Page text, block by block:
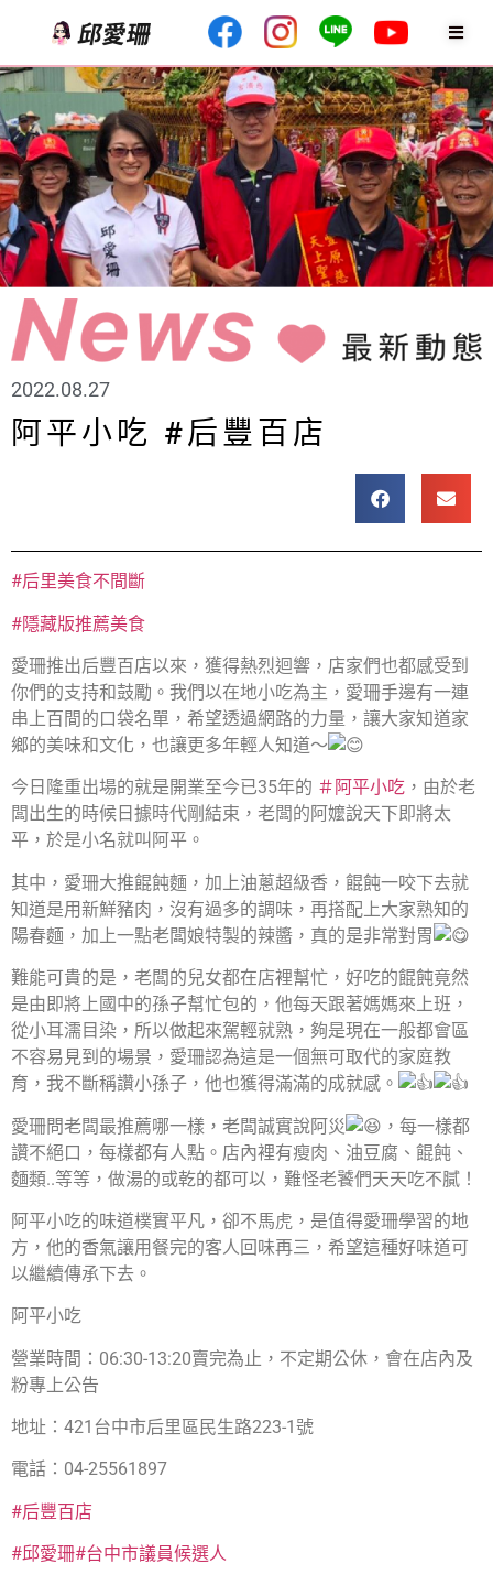
2022.08.27
阿平小吃 #后豐百店
#后里美食不間斷
#隱藏版推薦美食
愛珊推出后豐百店以來，獲得熱烈迴響，店家們也都感受到
你們的支持和鼓勵。我們以在地小吃為主，愛珊手邊有一連
串上百間的口袋名單，希望透過網路的力量，讓大家知道家
鄉的美味和文化，也讓更多年輕人知道～
今日隆重出場的就是開業至今已35年的 ＃阿平小吃 ，由於老
闆出生的時候日據時代剛結束，老闆的阿嬤說天下即將太
平，於是小名就叫阿平。
其中，愛珊大推餛飩麵，加上油蔥超級香，餛飩一咬下去就
知道是用新鮮豬肉，沒有過多的調味，再搭配上大家熟知的
陽春麵，加上一點老闆娘特製的辣醬，真的是非常對胃
難能可貴的是，老闆的兒女都在店裡幫忙，好吃的餛飩竟然
是由即將上國中的孫子幫忙包的，他每天跟著媽媽來上班，
從小耳濡目染，所以做起來駕輕就熟，夠是現在一般都會區
不容易見到的場景，愛珊認為這是一個無可取代的家庭教
育，我不斷稱讚小孫子，他也獲得滿滿的成就感。
愛珊問老闆最推薦哪一樣，老闆誠實說阿災
，每一樣都
讚不絕口，每樣都有人點。店內裡有瘦肉、油豆腐、餛飩、
麵類..等等，做湯的或乾的都可以，難怪老饕們天天吃不膩！
阿平小吃的味道樸實平凡，卻不馬虎，是值得愛珊學習的地
方，他的香氣讓用餐完的客人回味再三，希望這種好味道可
以繼續傳承下去。
阿平小吃
營業時間：06:30-13:20賣完為止，不定期公休，會在店內及
粉專上公告
地址：421台中市后里區民生路223-1號
電話：04-25561897
#后豐百店
#邱愛珊#台中市議員候選人